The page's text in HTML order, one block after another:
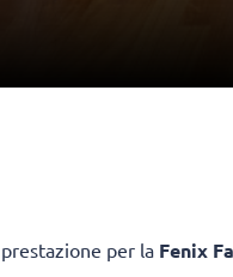
per la Fenix